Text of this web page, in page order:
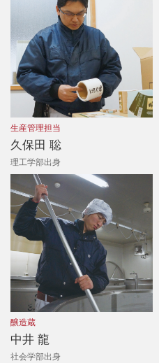
生産管理担当
久保田 聡
理工学部出身
醸造蔵
中井 龍
社会学部出身